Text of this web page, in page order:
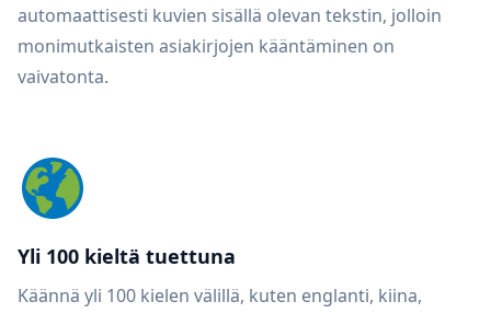
automaattisesti kuvien sisällä olevan tekstin, jolloin
monimutkaisten asiakirjojen kääntäminen on
vaivatonta.
Yli 100 kieltä tuettuna
Käännä yli 100 kielen välillä, kuten englanti, kiina,